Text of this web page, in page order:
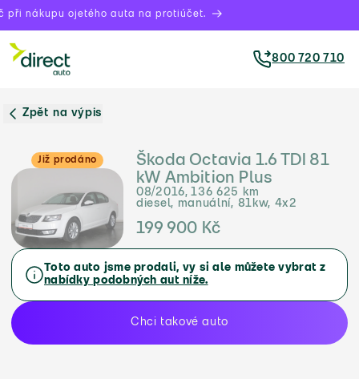
při nákupu ojetého auta na protiúčet.
800 720 710
Zpět na výpis
Již prodáno
Škoda Octavia 1.6 TDI 81
kW Ambition Plus
08/2016, 136 625 km
diesel, manuální, 81kw, 4x2
199 900 Kč
Toto auto jsme prodali, vy si ale můžete vybrat z
nabídky podobných aut níže.
Chci takové auto